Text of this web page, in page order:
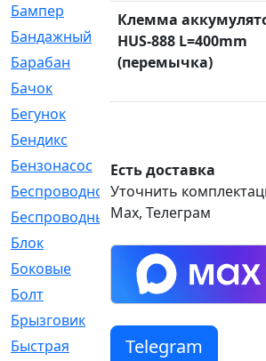
Бампер
Бандажный
[6]
Барабан
[5]
Бачок
Бегунок
Бендикс
Бензонасос
[17]
Беспроводное
[2]
Беспроводные
[1]
Блок
[81]
Боковые
[4]
Болт
[247]
Брызговик
[77]
Быстрая
[2]
Клемма
HUS-888 L=400mm
(перемычка)
Есть доставка
Уточнить
Max, Телеграм
Telegram